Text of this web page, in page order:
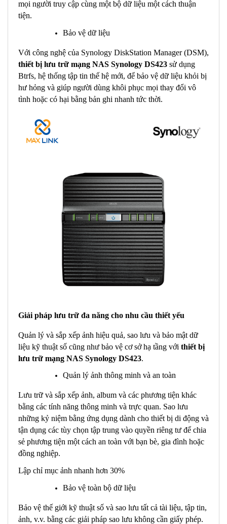
mọi người truy cập cùng một bộ dữ liệu một cách thuận
tiện.
Bảo vệ dữ liệu
Với công nghệ của Synology DiskStation Manager (DSM),
thiết bị lưu trữ mạng NAS Synology DS423 sử dụng
Btrfs, hệ thống tập tin thế hệ mới, để bảo vệ dữ liệu khỏi bị
hư hỏng và giúp người dùng khôi phục mọi thay đổi vô
tình hoặc có hại bằng bản ghi nhanh tức thời.
Giải pháp lưu trữ đa năng cho nhu cầu thiết yếu
Quản lý và sắp xếp ảnh hiệu quả, sao lưu và bảo mật dữ
liệu kỹ thuật số cũng như bảo vệ cơ sở hạ tầng với thiết bị
lưu trữ mạng NAS Synology DS423.
Quản lý ảnh thông minh và an toàn
Lưu trữ và sắp xếp ảnh, album và các phương tiện khác
bằng các tính năng thông minh và trực quan. Sao lưu
những kỷ niệm bằng ứng dụng dành cho thiết bị di động và
tận dụng các tùy chọn tập trung vào quyền riêng tư để chia
sẻ phương tiện một cách an toàn với bạn bè, gia đình hoặc
đồng nghiệp.
Lập chỉ mục ảnh nhanh hơn 30%
Bảo vệ toàn bộ dữ liệu
Bảo vệ thế giới kỹ thuật số và sao lưu tất cả tài liệu, tập tin,
ảnh, v.v. bằng các giải pháp sao lưu không cần giấy phép.